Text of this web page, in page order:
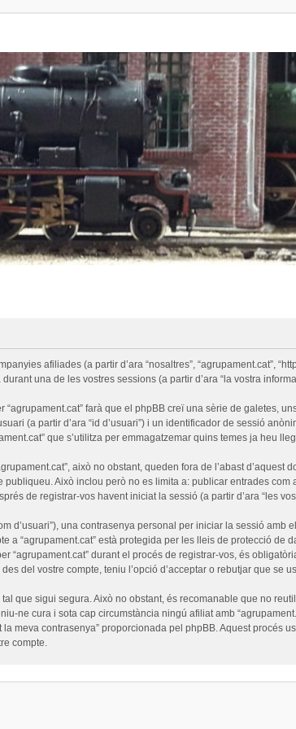
afiliades (a partir d’ara “nosaltres”, “agrupament.cat”,
una de les vostres sessions (a partir d’ara “la vostra
farà que el phpBB creï una sèrie de galetes,
(a partir d’ara “id d’usuari”) i un identificador de sessió
que s’utilitza per emmagatzemar quins temes ja heu
això no obstant, queden fora de l’abast
Això inclou però no es limita a: publicar entrades com
de registrar-vos havent iniciat la sessió (a partir d’ara “les
d’usuari”), una contrasenya personal per iniciar la sessió amb
a “agrupament.cat” està protegida per les lleis de protecció
durant el procés de registrar-vos, és
del vostre compte, teniu l’opció d’acceptar o rebutjar que se
que sigui segura. Això no obstant, és recomanable que no
ne cura i sota cap circumstància ningú afiliat amb
meva contrasenya” proporcionada pel phpBB. Aquest procés
compte.